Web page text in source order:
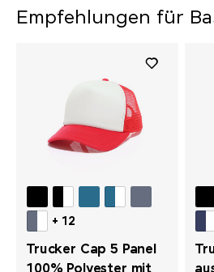
Empfehlungen für
+ 12
Trucker Cap 5 Panel